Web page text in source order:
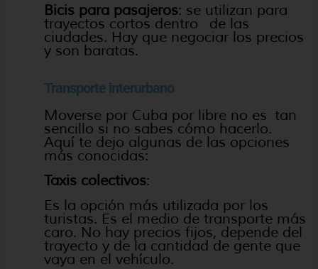
Bicis para pasajeros: se utilizan para
trayectos cortos dentro de las
ciudades. Hay que negociar los precios
y son baratas.
Transporte interurbano
Moverse por Cuba por libre no es tan
sencillo si no sabes cómo hacerlo.
Aquí te dejo algunas de las opciones
más conocidas:
Taxis colectivos:
Es la opción más utilizada por los
turistas. Es el medio de transporte más
caro. No hay precios fijos, depende del
trayecto y de la cantidad de gente que
vaya en el vehículo.